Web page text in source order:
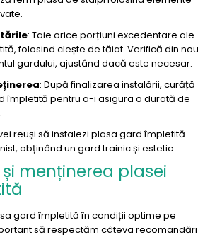
: Taie orice porțiuni excedentare ale
folosind clește de tăiat. Verifică din nou
gardului, ajustând dacă este necesar.
: După finalizarea instalării, curăță
împletită pentru a-i asigura o durată de
reuși să instalezi plasa gard împletită
obținând un gard trainic și estetic.
menținerea plasei
gard împletită în condiții optime pe
să respectăm câteva recomandări